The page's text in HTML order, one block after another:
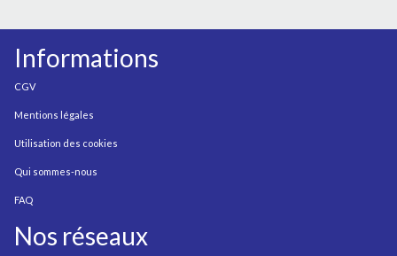
Informations
CGV
Mentions légales
Utilisation des cookies
Qui sommes-nous
FAQ
Nos réseaux